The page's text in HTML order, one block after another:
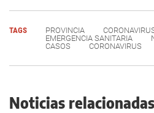
TAGS PROVINCIA
EMERGENCIA SANITARIA
CASOS
CORONAVIRUS
Noticias relacionadas